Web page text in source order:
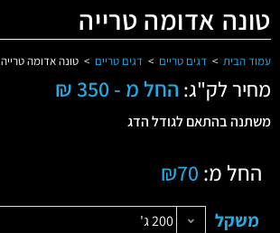
טונה אדומה טרייה
עמוד הבית > דגים טריים > דגים טריים > טונה אדומה טרייה
מחיר לק"ג: החל מ - 350 ₪
משתנה בהתאם לגודל הדג
החל מ: 70
₪
משקל 200 ג'